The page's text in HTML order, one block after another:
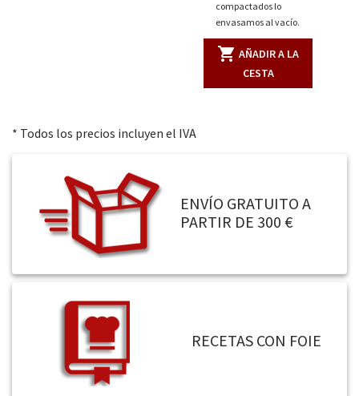
compactados lo
envasamos al vacío.
shopping_cart AÑADIR A LA
CESTA
* Todos los precios incluyen el IVA
ENVÍO GRATUITO A
PARTIR DE 300 €
RECETAS CON FOIE